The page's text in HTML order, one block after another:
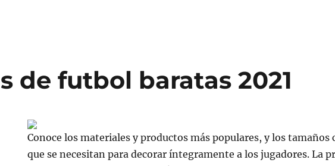
de futbol baratas 2021
Conoce los materiales y productos más populares, y los tamaños
que se necesitan para decorar íntegramente a los jugadores. La